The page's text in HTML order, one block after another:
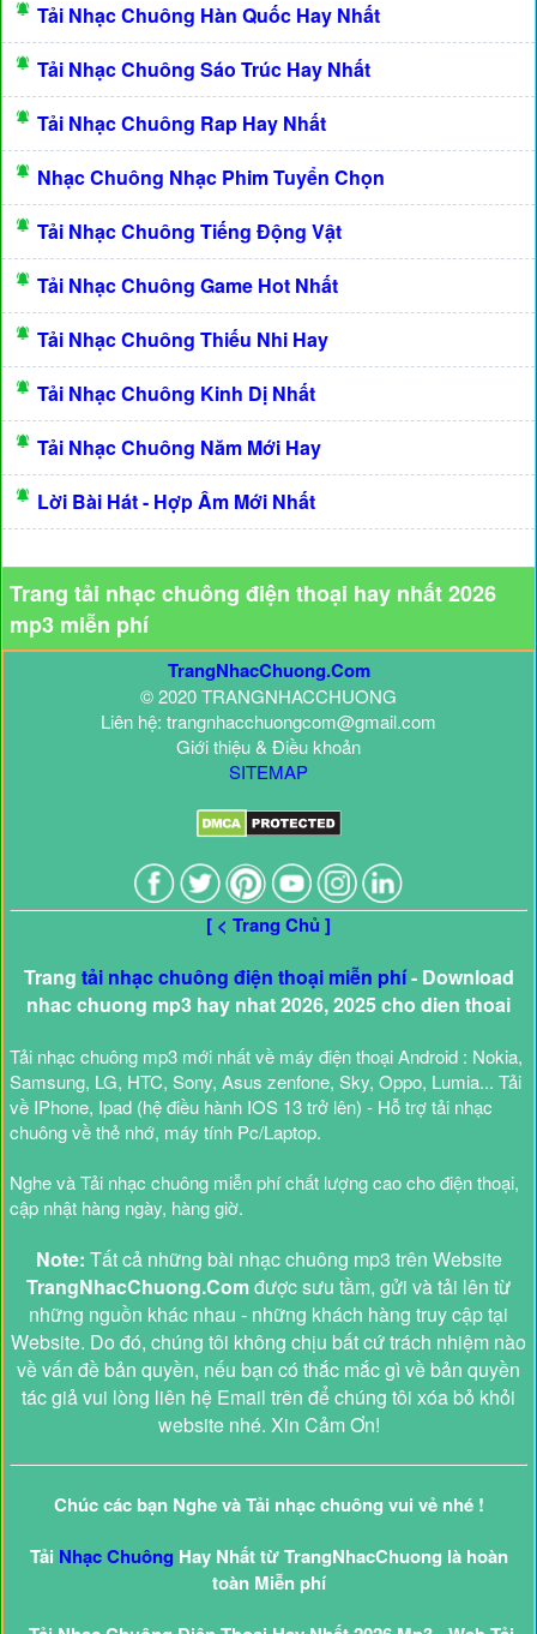
Tải Nhạc Chuông Hàn Quốc Hay Nhất
Tải Nhạc Chuông Sáo Trúc Hay Nhất
Tải Nhạc Chuông Rap Hay Nhất
Nhạc Chuông Nhạc Phim Tuyển Chọn
Tải Nhạc Chuông Tiếng Động Vật
Tải Nhạc Chuông Game Hot Nhất
Tải Nhạc Chuông Thiếu Nhi Hay
Tải Nhạc Chuông Kinh Dị Nhất
Tải Nhạc Chuông Năm Mới Hay
Lời Bài Hát - Hợp Âm Mới Nhất
Trang tải nhạc chuông điện thoại hay nhất 2026
mp3 miễn phí
TrangNhacChuong.Com
© 2020 TRANGNHACCHUONG
Liên hệ: trangnhacchuongcom@gmail.com
Giới thiệu & Điều khoản
SITEMAP
[ < Trang Chủ ]
Trang tải nhạc chuông điện thoại miễn phí- Download
nhac chuong mp3 hay nhat 2026, 2025 cho dien thoai
Tải nhạc chuông mp3 mới nhất về máy điện thoại Android : Nokia,
Samsung, LG, HTC, Sony, Asus zenfone, Sky, Oppo, Lumia... Tải
về IPhone, Ipad (hệ điều hành IOS 13 trở lên) - Hỗ trợ tải nhạc
chuông về thẻ nhớ, máy tính Pc/Laptop.
Nghe và Tải nhạc chuông miễn phí chất lượng cao cho điện thoại,
cập nhật hàng ngày, hàng giờ.
Note: Tất cả những bài nhạc chuông mp3 trên Website
TrangNhacChuong.Comđược sưu tầm, gửi và tải lên từ
những nguồn khác nhau - những khách hàng truy cập tại
Website. Do đó, chúng tôi không chịu bất cứ trách nhiệm nào
về vấn đề bản quyền, nếu bạn có thắc mắc gì về bản quyền
tác giả vui lòng liên hệ Email trên để chúng tôi xóa bỏ khỏi
website nhé. Xin Cảm Ơn!
Chúc các bạn Nghe và Tải nhạc chuông vui vẻ nhé !
Tải Nhạc Chuông Hay Nhất từ TrangNhacChuong là hoàn
toàn Miễn phí